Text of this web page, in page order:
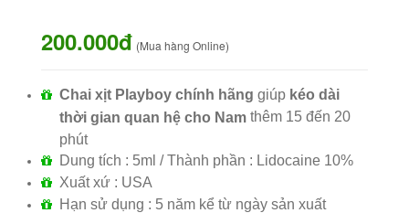
200.000đ (Mua hàng Online)
Chai xịt Playboy chính hãng giúp kéo dài
thời gian quan hệ cho Nam thêm 15 đến 20
phút
Dung tích : 5ml / Thành phần : Lidocaine 10%
Xuất xứ : USA
Hạn sử dụng : 5 năm kể từ ngày sản xuất